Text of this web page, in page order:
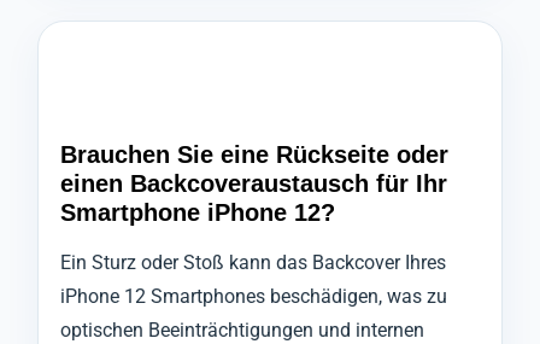
Brauchen Sie eine Rückseite oder
einen Backcoveraustausch für Ihr
Smartphone iPhone 12?
Ein Sturz oder Stoß kann das Backcover Ihres
iPhone 12 Smartphones beschädigen, was zu
optischen Beeinträchtigungen und internen